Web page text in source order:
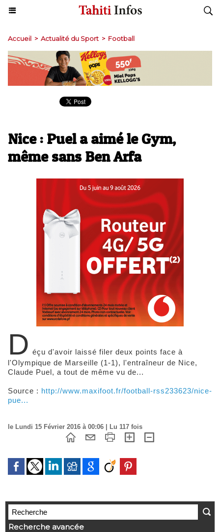
Accueil > Actualité du Sport > Football
Nice : Puel a aimé le Gym,
même sans Ben Arfa
D éçu d'avoir laissé filer deux points face à
l'Olympique de Marseille (1-1), l'entraîneur de Nice,
Claude Puel, a tout de même vu de...
Source : http://www.maxifoot.fr/football-rss233623/nice-
pue...
le Lundi 15 Février 2016 à 00:06 | Lu 117 fois
Recherche avancée